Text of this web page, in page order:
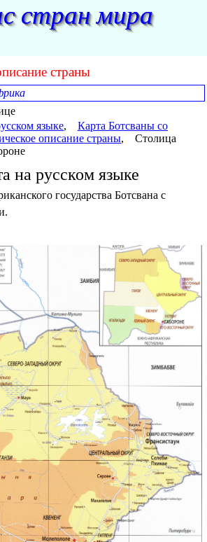
стран мира
страны
языке, Карта Ботсваны со
описание страны, Столица
на русском языке
государства Ботсвана с